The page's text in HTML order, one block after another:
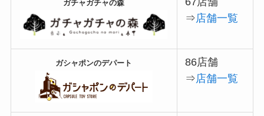
ガチャガチャの森
⇒店舗一覧
ガシャポンのデパート
86店舗
⇒店舗一覧